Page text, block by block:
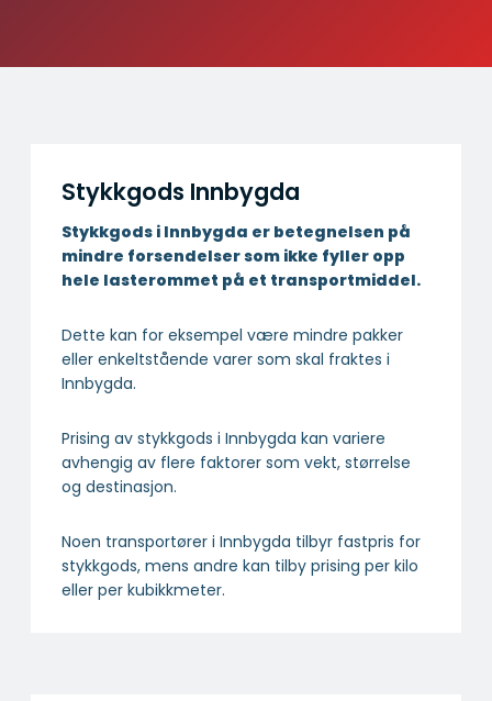
Stykkgods Innbygda
Stykkgods i Innbygda er betegnelsen på
mindre forsendelser som ikke fyller opp
hele lasterommet på et transportmiddel.
Dette kan for eksempel være mindre pakker
eller enkeltstående varer som skal fraktes i
Innbygda.
Prising av stykkgods i Innbygda kan variere
avhengig av flere faktorer som vekt, størrelse
og destinasjon.
Noen transportører i Innbygda tilbyr fastpris for
stykkgods, mens andre kan tilby prising per kilo
eller per kubikkmeter.